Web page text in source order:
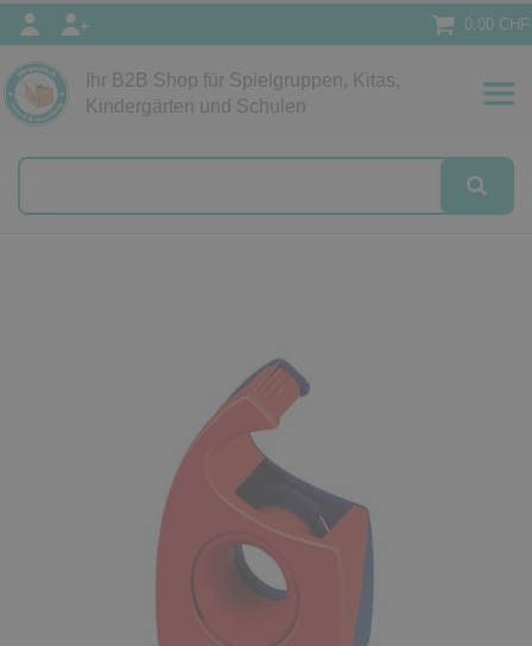
0.00 CHF
Ihr B2B Shop für Spielgruppen, Kitas,
Kindergärten und Schulen
Papeterie